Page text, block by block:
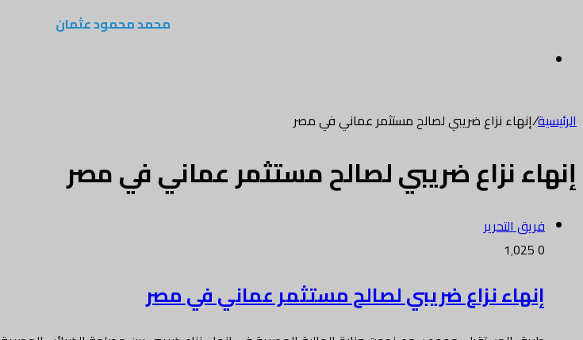
محمد محمود عثمان
الرئيسية/إنهاء نزاع ضريبي لصالح مستثمر عماني في مصر
إنهاء نزاع ضريبي لصالح مستثمر عماني في مصر
فريق التحرير
0
إنهاء نزاع ضريبي لصالح مستثمر عماني في مصر